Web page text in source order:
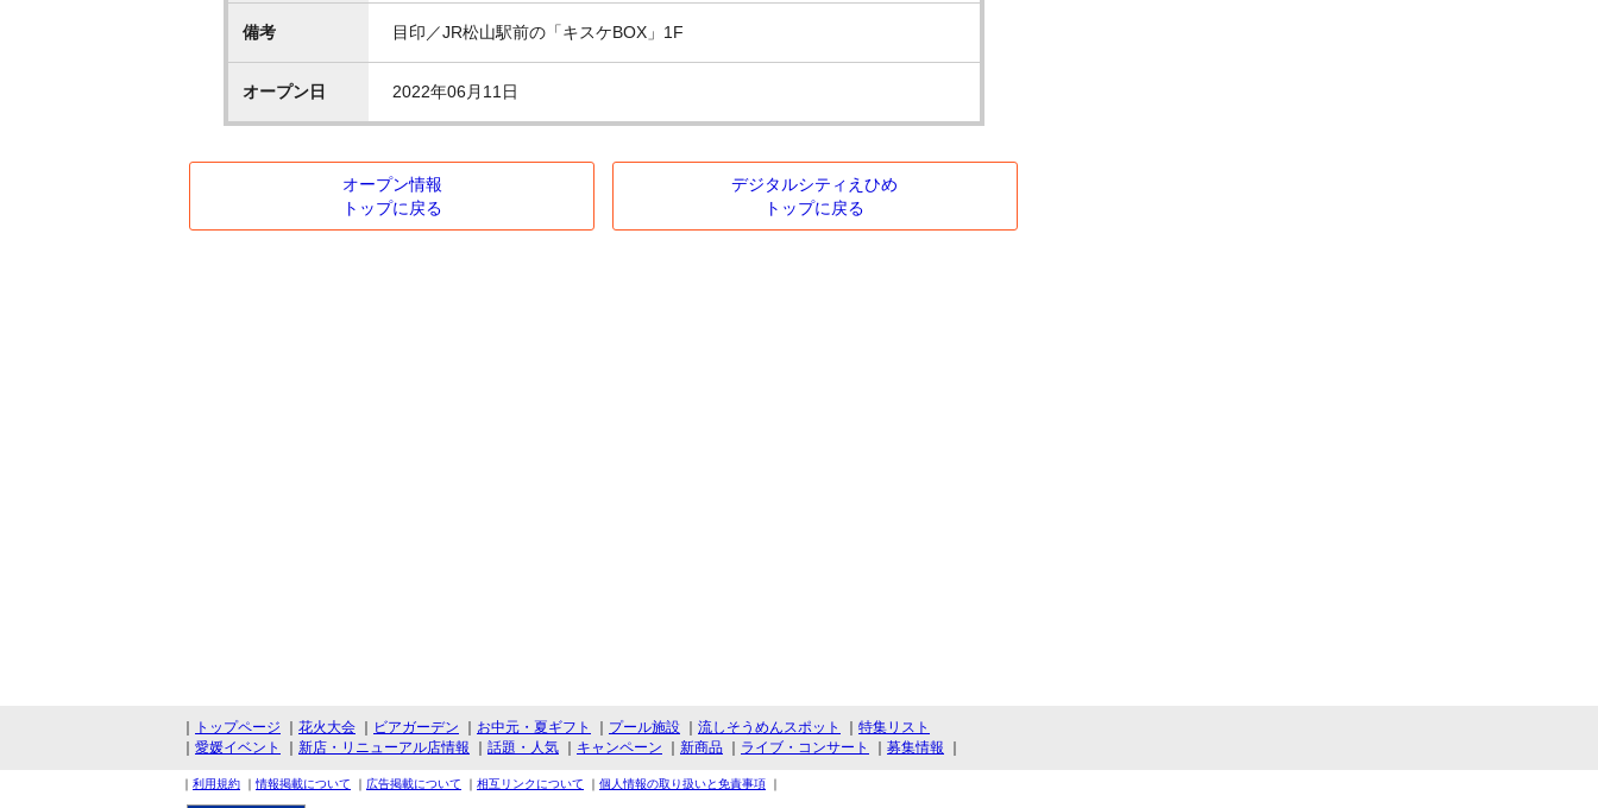
備考 目印／JR松山駅前の「キスケBOX」1F
オープン日 2022年06月11日
オープン情報
トップに戻る
デジタルシティえひめ
トップに戻る
トップページ 花火大会 ビアガーデン お中元・夏ギフト プール施設 流しそうめんスポット
特集リスト
愛媛イベント 新店・リニューアル店情報 話題・人気 キャンペーン 新商品 ライブ・コンサート 募集情報
｜ 利用規約 ｜ 情報掲載について ｜ 広告掲載について ｜ 相互リンクについて ｜ 個人情報の取り扱いと免責事項 ｜